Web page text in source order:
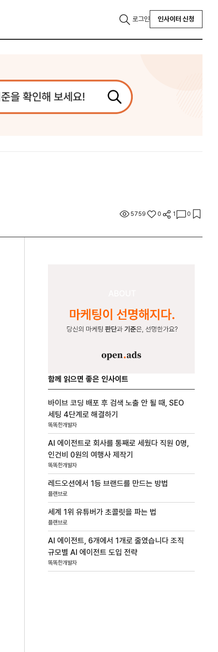
로그인 인사이터 신청
5759 0 1 0
함께 읽으면 좋은 인사이트
바이브 코딩 배포 후 검색 노출 안 될 때, SEO
세팅 4단계로 해결하기
똑똑한개발자
AI 에이전트로 회사를 통째로 세웠다 직원 0명,
인건비 0원의 여행사 제작기
똑똑한개발자
레드오션에서 1등 브랜드를 만드는 방법
플랜브로
세계 1위 유튜버가 초콜릿을 파는 법
플랜브로
AI 에이전트, 6개에서 1개로 줄였습니다 조직
규모별 AI 에이전트 도입 전략
똑똑한개발자